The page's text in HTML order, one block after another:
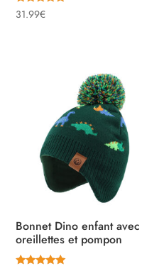
Note
5.00
31.99€
Bonnet Dino enfant avec
oreillettes et pompon